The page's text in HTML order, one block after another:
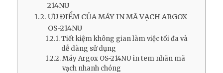
214NU
ƯU ĐIỂM CỦA MÁY IN MÃ VẠCH ARGOX
OS-214NU
Tiết kiệm không gian làm việc tối đa và
dễ dàng sử dụng
Máy Argox OS-214NU in tem nhãn mã
vạch nhanh chóng